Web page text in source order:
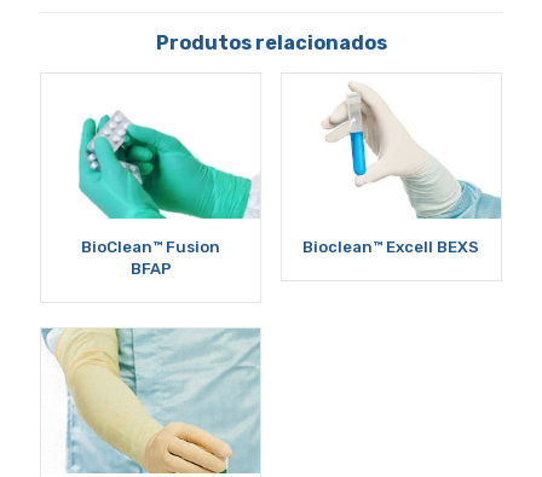
Produtos relacionados
BioClean™ Fusion
BFAP
Bioclean™ Excell BEXS